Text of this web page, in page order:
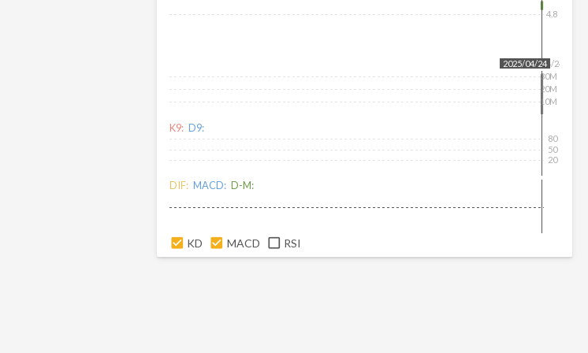
2025/04/24
4.8
2025/04/24
10M
20M
30M
K9: D9:
20
50
80
DIF: MACD: D-M:
KD MACD RSI